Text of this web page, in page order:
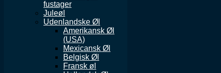
fustager
Juleøl
Udenlandske Øl
Amerikansk Øl
(USA)
Mexicansk Øl
Belgisk Øl
Fransk øl